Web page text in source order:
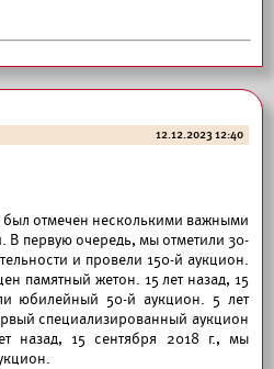
12.12.2023 12:40
был отмечен несколькими важными
В первую очередь, мы отметили 30-
и провели 150-й аукцион.
памятный жетон. 15 лет назад, 15
юбилейный 50-й аукцион. 5 лет
специализированный аукцион
назад, 15 сентября 2018 г., мы